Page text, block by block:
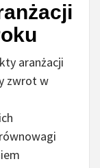
aranżacji
zwrot w